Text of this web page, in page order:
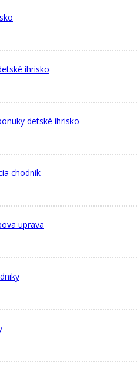
ihrisko
detské ihrisko
chodnik
uprava